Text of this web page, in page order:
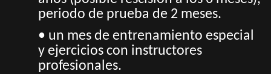
periodo de prueba de 2 meses.
• un mes de entrenamiento especial
y ejercicios con instructores
profesionales.